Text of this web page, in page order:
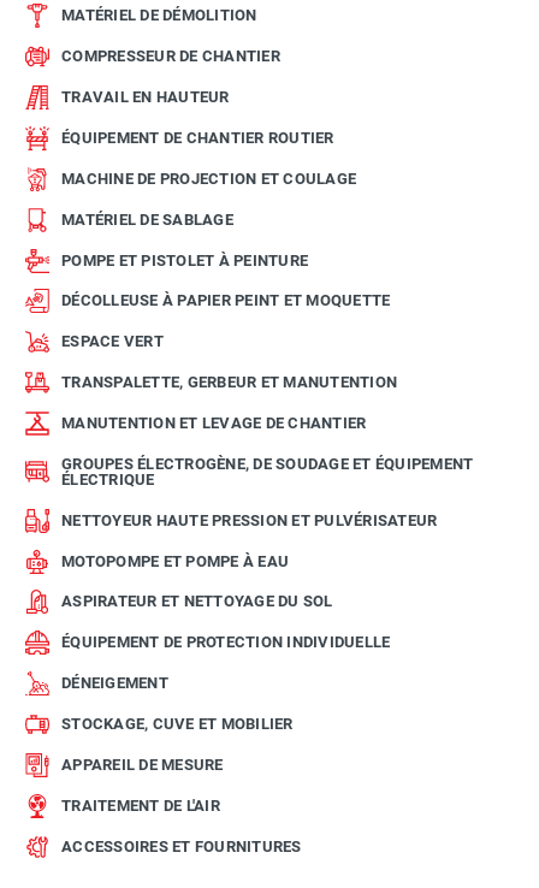
MATÉRIEL DE DÉMOLITION
COMPRESSEUR DE CHANTIER
TRAVAIL EN HAUTEUR
ÉQUIPEMENT DE CHANTIER ROUTIER
MACHINE DE PROJECTION ET COULAGE
MATÉRIEL DE SABLAGE
POMPE ET PISTOLET À PEINTURE
DÉCOLLEUSE À PAPIER PEINT ET MOQUETTE
ESPACE VERT
TRANSPALETTE, GERBEUR ET MANUTENTION
MANUTENTION ET LEVAGE DE CHANTIER
GROUPES ÉLECTROGÈNE, DE SOUDAGE ET ÉQUIPEMENT
ÉLECTRIQUE
NETTOYEUR HAUTE PRESSION ET PULVÉRISATEUR
MOTOPOMPE ET POMPE À EAU
ASPIRATEUR ET NETTOYAGE DU SOL
ÉQUIPEMENT DE PROTECTION INDIVIDUELLE
DÉNEIGEMENT
STOCKAGE, CUVE ET MOBILIER
APPAREIL DE MESURE
TRAITEMENT DE L'AIR
ACCESSOIRES ET FOURNITURES